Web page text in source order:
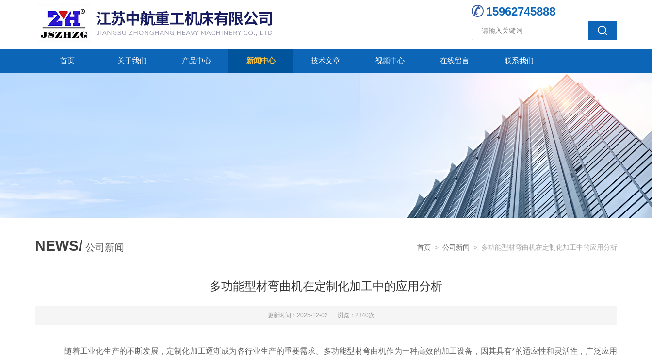
15962745888
首页 关于我们 产品中心 新闻中心 技术文章 视频中心 在线留言 联系我们
NEWS/ 公司新闻 首页 > 公司新闻 > 多功能型材弯曲机在定制化加工中的应用分析
多功能型材弯曲机在定制化加工中的应用分析
更新时间：2025-12-02 浏览：2340次
随着工业化生产的不断发展，定制化加工逐渐成为各行业生产的重要需求。多功能型材弯曲机作为一种高效的加工设备，因其具有*的适应性和灵活性，广泛应用